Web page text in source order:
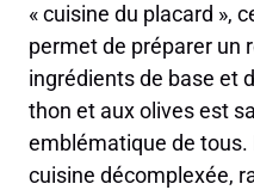
« cuisine du placard »,
permet de préparer un
ingrédients de base et
thon et aux olives est
emblématique de tous.
cuisine décomplexée,